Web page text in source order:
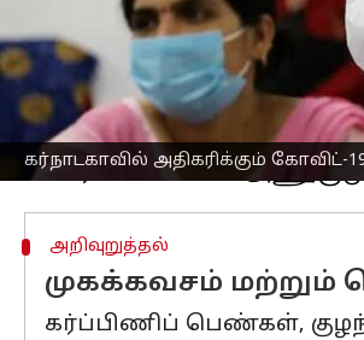
கர்நாடகாவில் அதிகரிக்கும் கோவிட்-
வலியுறுத்தியுள்ளது.
வெள்ளிக்கிழமை
அதிகரித்து வருவதை
அதன் தொடர்ச்சியாக,
"2025 ஆம் ஆண்டில்
அறிவுறுத்தல்
முகக்கவசம் மற்றும்
கர்ப்பிணிப் பெண்கள்,